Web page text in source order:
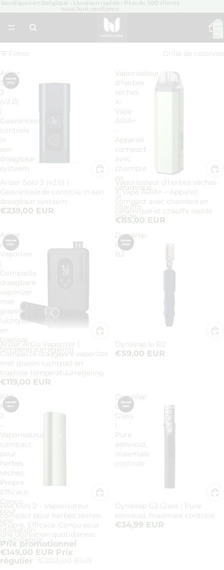
total
Filtrer Grille de
Arizer
Solo
3
(v2.0)
Geavanceerde
controle
in
een
draagbaar
systeem
Arizer Solo 3 (v2.0) |
Geavanceerde controle in een
draagbaar systeem
€239,00 EUR
Vaporisateur
d'herbes
sèches
X-
Vape
ARIA+
Appareil
compact
avec
chambre
en
céramique
et
chauffe
rapide
Vaporisateur d'herbes sèches
X-Vape ARIA+ – Appareil
compact avec chambre en
céramique et chauffe rapide
€85,00 EUR
Arizer
ArGo
Vaporizer
Compacte
draagbare
vaporizer
met
glazen
luchtpad
en
traploze
temperatuurregeling
Arizer ArGo Vaporizer |
Compacte draagbare vaporizer
met glazen luchtpad en
traploze temperatuurregeling
€119,00 EUR
Dynavap
le
B2
Dynavap le B2
€59,00 EUR
PAX
Mini
2
Vaporisateur
compact
pour
herbes
sèches.
Propre.
Efficace.
Conçu
pour
une
utilisation
quotidienne.
Promotion
PAX Mini 2 – Vaporisateur
compact pour herbes sèches.
Propre. Efficace. Conçu pour
une utilisation quotidienne.
Prix promotionnel
€149,00 EUR Prix
régulier
DynaVap
G3
Glass
Pure
eenvoud,
maximale
controle
DynaVap G3 Glass | Pure
eenvoud, maximale controle
€34,99 EUR